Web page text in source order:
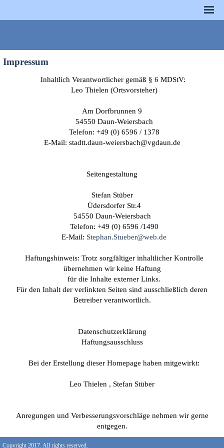
Impressum
Inhaltlich Verantwortlicher gemäß § 6 MDStV:
Leo Thielen (Ortsvorsteher)
Am Dorfbrunnen 9
54550 Daun-Weiersbach
Telefon: +49 (0) 6596 / 1378
E-Mail: stadtt.daun-weiersbach@vgdaun.de
Seitengestaltung
Stefan Stüber
Üdersdorfer Str.4
54550 Daun-Weiersbach
Telefon: +49 (0) 6596 /1490
E-Mail: Stephan.Stueber@web.de
Haftungshinweis: Trotz sorgfältiger inhaltlicher Kontrolle
übernehmen wir keine Haftung
für die Inhalte externer Links.
Für den Inhalt der verlinkten Seiten sind ausschließlich deren
Betreiber verantwortlich.
Datenschutzerklärung
Haftungsausschluss
Bei der Erstellung dieser Homepage haben mitgewirkt:
Leo Thielen , Stefan Stüber
Anregungen und Verbesserungsvorschläge nehmen wir gerne
entgegen.
Copyright 2017. All rights reserved.